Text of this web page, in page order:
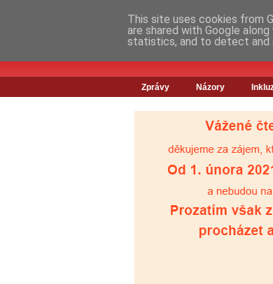
Zprávy Názory
This site uses cookies from
are shared with Google
statistics, and to detect and